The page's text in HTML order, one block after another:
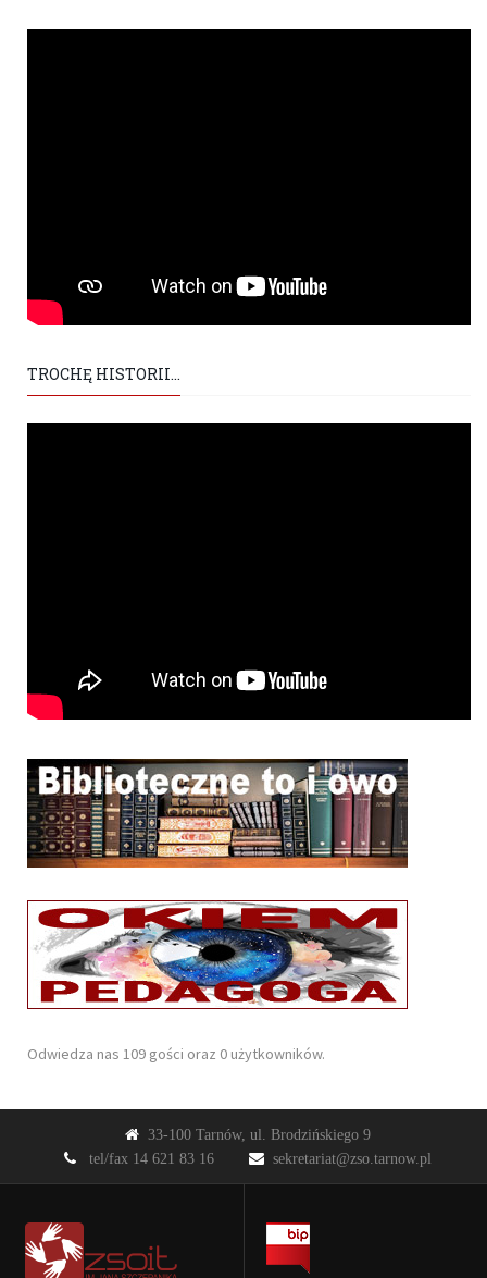
TROCHĘ HISTORII...
Odwiedza nas 109 gości oraz 0 użytkowników.
33-100 Tarnów, ul. Brodzińskiego 9
tel/fax 14 621 83 16
sekretariat@zso.tarnow.pl